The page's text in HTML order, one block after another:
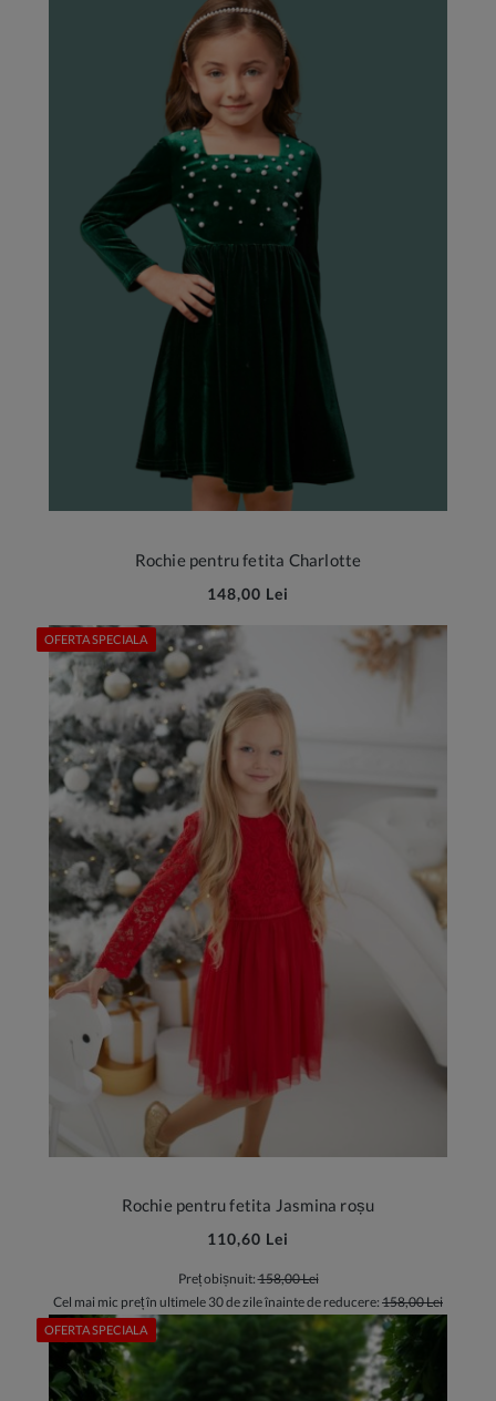
Rochie pentru fetita Charlotte
148,00 Lei
Rochie pentru fetita Jasmina roșu
110,60 Lei
Preț obișnuit:158,00 Lei
Cel mai mic preț în ultimele 30 de zile înainte de reducere: 158,00 Lei
OFERTA SPECIALA
OFERTA SPECIALA